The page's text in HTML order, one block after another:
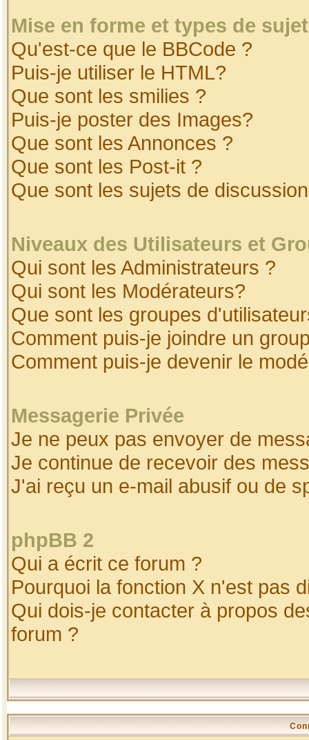
Mise en forme et types de
Qu'est-ce que le BBCode ?
Puis-je utiliser le HTML?
Que sont les smilies ?
Puis-je poster des Images?
Que sont les Annonces ?
Que sont les Post-it ?
Que sont les sujets de
Niveaux des Utilisateurs et
Qui sont les Administrateurs ?
Qui sont les Modérateurs?
Que sont les groupes
Comment puis-je joindre un
Comment puis-je devenir le
Messagerie Privée
Je ne peux pas envoyer de
Je continue de recevoir des
J'ai reçu un e-mail abusif ou de
phpBB 2
Qui a écrit ce forum ?
Pourquoi la fonction X n'est pas
Qui dois-je contacter à propos
forum ?